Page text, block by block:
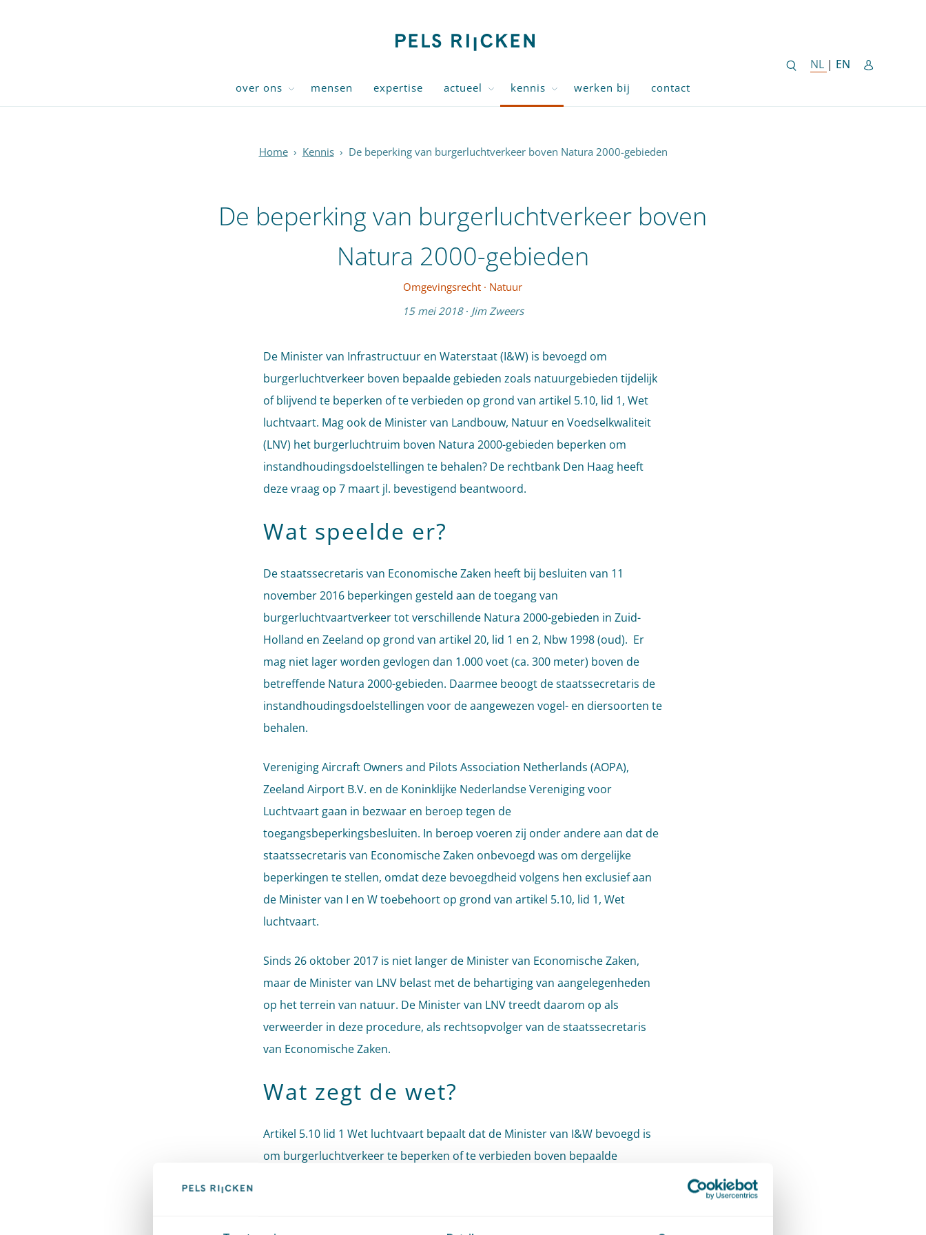
NL NEDERLANDSE
| EN ENGLISH
over ons mensen expertise actueel kennis werken bij contact
Home › Kennis › De beperking van burgerluchtverkeer boven Natura 2000-gebieden
De beperking van burgerluchtverkeer boven
Natura 2000-gebieden
Omgevingsrecht · Natuur
15 mei 2018 · Jim Zweers
De Minister van Infrastructuur en Waterstaat (I&W) is bevoegd om
burgerluchtverkeer boven bepaalde gebieden zoals natuurgebieden tijdelijk
of blijvend te beperken of te verbieden op grond van artikel 5.10, lid 1, Wet
luchtvaart. Mag ook de Minister van Landbouw, Natuur en Voedselkwaliteit
(LNV) het burgerluchtruim boven Natura 2000-gebieden beperken om
instandhoudingsdoelstellingen te behalen? De rechtbank Den Haag heeft
deze vraag op 7 maart jl. bevestigend beantwoord.
Wat speelde er?
De staatssecretaris van Economische Zaken heeft bij besluiten van 11
november 2016 beperkingen gesteld aan de toegang van
burgerluchtvaartverkeer tot verschillende Natura 2000-gebieden in Zuid-
Holland en Zeeland op grond van artikel 20, lid 1 en 2, Nbw 1998 (oud). Er
mag niet lager worden gevlogen dan 1.000 voet (ca. 300 meter) boven de
betreffende Natura 2000-gebieden. Daarmee beoogt de staatssecretaris de
instandhoudingsdoelstellingen voor de aangewezen vogel- en diersoorten te
behalen.
Vereniging Aircraft Owners and Pilots Association Netherlands (AOPA),
Zeeland Airport B.V. en de Koninklijke Nederlandse Vereniging voor
Luchtvaart gaan in bezwaar en beroep tegen de
toegangsbeperkingsbesluiten. In beroep voeren zij onder andere aan dat de
staatssecretaris van Economische Zaken onbevoegd was om dergelijke
beperkingen te stellen, omdat deze bevoegdheid volgens hen exclusief aan
de Minister van I en W toebehoort op grond van artikel 5.10, lid 1, Wet
luchtvaart.
Sinds 26 oktober 2017 is niet langer de Minister van Economische Zaken,
maar de Minister van LNV belast met de behartiging van aangelegenheden
op het terrein van natuur. De Minister van LNV treedt daarom op als
verweerder in deze procedure, als rechtsopvolger van de staatssecretaris
van Economische Zaken.
Wat zegt de wet?
Artikel 5.10 lid 1 Wet luchtvaart bepaalt dat de Minister van I&W bevoegd is
om burgerluchtverkeer te beperken of te verbieden boven bepaalde